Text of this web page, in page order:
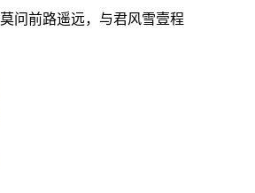
莫问前路遥远，与君风雪壹程